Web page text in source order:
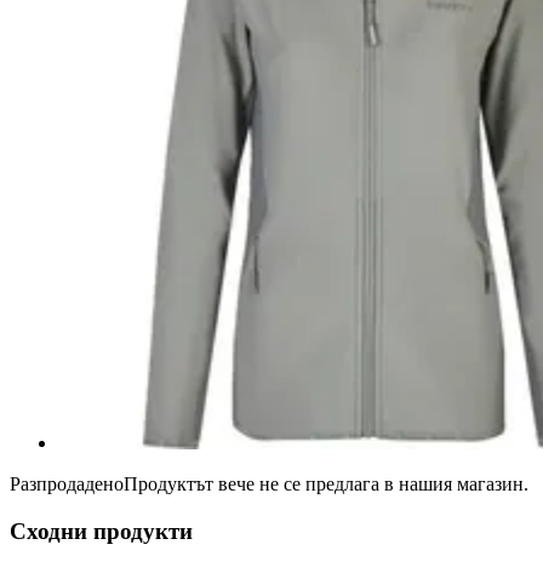
РазпродаденоПродуктът вече не се предлага в нашия магазин.
Сходни продукти